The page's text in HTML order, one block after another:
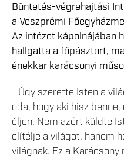
Büntetés-végrehajtási
a Veszprémi
Az intézet kápolnájában
hallgatta a főpásztort,
énekkar karácsonyi
- Úgy szerette Isten a
oda, hogy aki hisz
éljen. Nem azért küldte
elítélje a világot, hanem
világnak. Ez a Karácsony